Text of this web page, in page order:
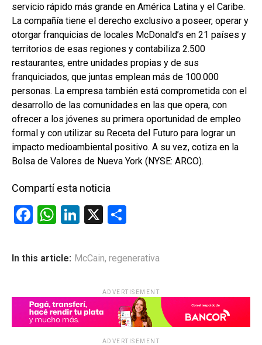
servicio rápido más grande en América Latina y el Caribe.
La compañía tiene el derecho exclusivo a poseer, operar y
otorgar franquicias de locales McDonald’s en 21 países y
territorios de esas regiones y contabiliza 2.500
restaurantes, entre unidades propias y de sus
franquiciados, que juntas emplean más de 100.000
personas. La empresa también está comprometida con el
desarrollo de las comunidades en las que opera, con
ofrecer a los jóvenes su primera oportunidad de empleo
formal y con utilizar su Receta del Futuro para lograr un
impacto medioambiental positivo. A su vez, cotiza en la
Bolsa de Valores de Nueva York (NYSE: ARCO).
Compartí esta noticia
F
ce
o
k
W
at
p
p
Li
ke
X
m
ar
tir
In this article: McCain, regenerativa
ADVERTISEMENT
ADVERTISEMENT